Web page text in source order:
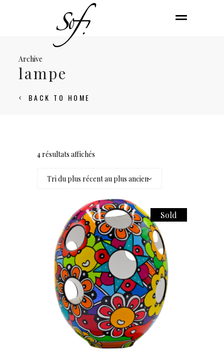
Archive
lampe
BACK TO HOME
4 résultats affichés
Tri du plus récent au plus ancien
Sold
Lire la suite